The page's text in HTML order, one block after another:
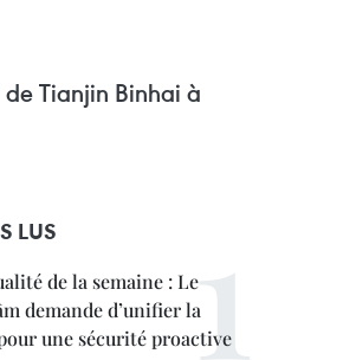
Tianjin Binhai à
LUS
de la semaine : Le
demande d’unifier la
une sécurité proactive